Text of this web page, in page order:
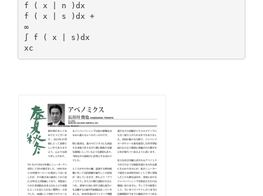
f ( x | n )dx
f ( x | s )dx +
∞
∫ f ( x | s)dx